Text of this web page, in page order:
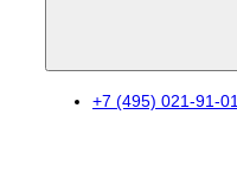
+7 (495) 021-91-01